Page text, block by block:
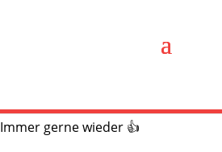
Immer gerne wieder 👍